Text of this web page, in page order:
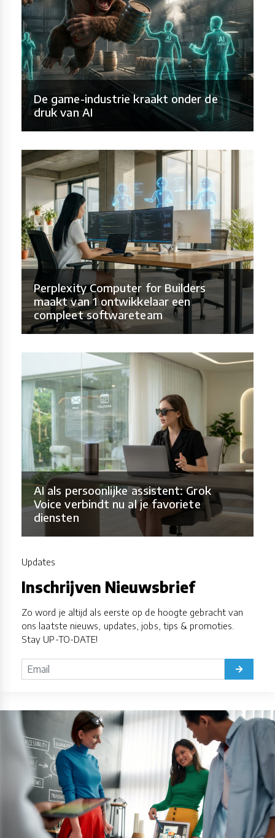
De game-industrie kraakt onder de
druk van AI
Perplexity Computer for Builders
maakt van 1 ontwikkelaar een
compleet softwareteam
AI als persoonlijke assistent: Grok
Voice verbindt nu al je favoriete
diensten
Updates
Inschrijven Nieuwsbrief
Zo word je altijd als eerste op de hoogte gebracht van
ons laatste nieuws, updates, jobs, tips & promoties.
Stay UP-TO-DATE!